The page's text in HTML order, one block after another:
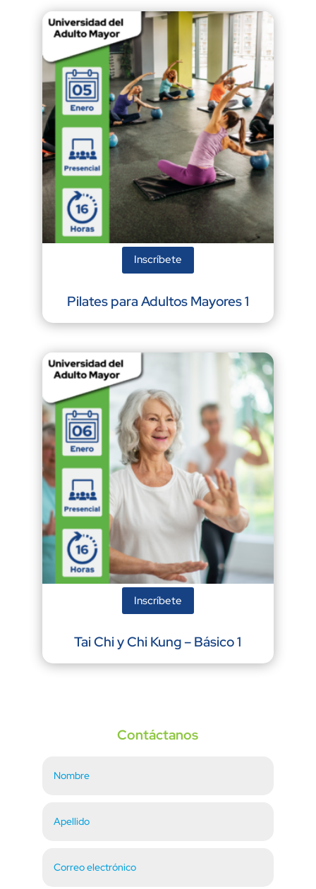
Inscríbete
Pilates para Adultos Mayores 1
Inscríbete
Tai Chi y Chi Kung – Básico 1
Contáctanos